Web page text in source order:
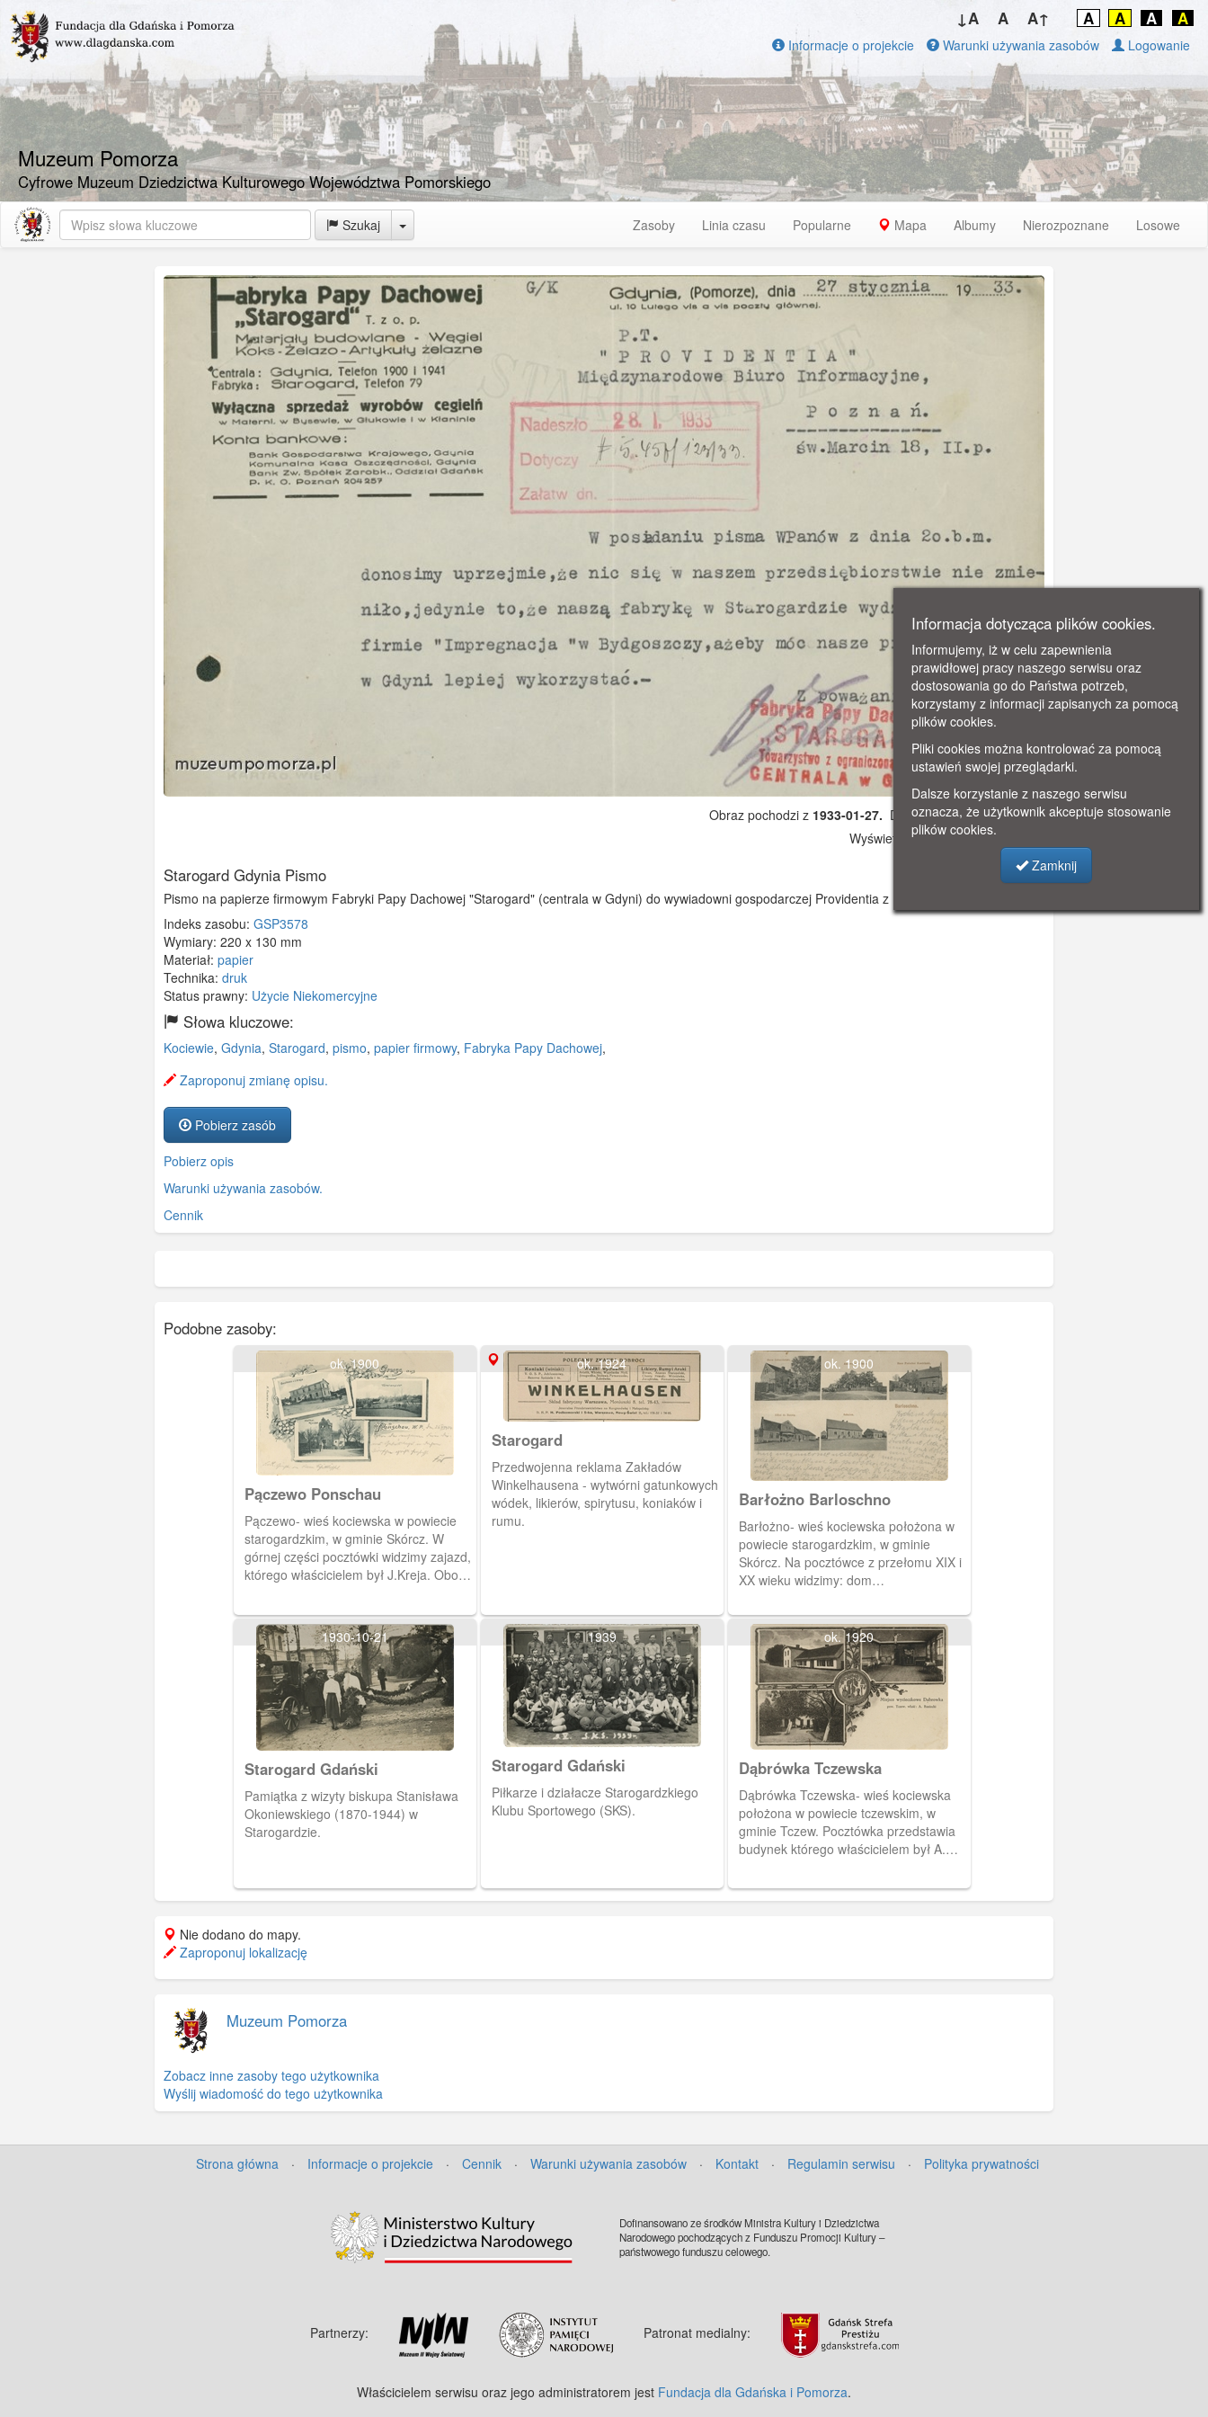
Muzeum Pomorza
Cyfrowe Muzeum Dziedzictwa Kulturowego Województwa Pomorskiego
↓A A A↑ A A A A
Informacje o projekcie Warunki używania zasobów Logowanie
Szukaj Toggle Dropdown Zasoby Linia czasu Popularne Mapa Albumy Nierozpoznane Losowe
Obraz pochodzi z 1933-01-27. Dodano: 2022-09-23 22:31
Wyświetlono: 1968
Starogard Gdynia Pismo
Pismo na papierze firmowym Fabryki Papy Dachowej "Starogard" (centrala w Gdyni) do wywiadowni gospodarczej Providentia z Poznania.
Indeks zasobu: GSP3578
Wymiary: 220 x 130 mm
Materiał: papier
Technika: druk
Status prawny: Użycie Niekomercyjne
Słowa kluczowe:
Kociewie, Gdynia, Starogard, pismo, papier firmowy, Fabryka Papy Dachowej,
Zaproponuj zmianę opisu.
Pobierz zasób
Pobierz opis
Warunki używania zasobów.
Cennik
Podobne zasoby:
ok. 1900
Pączewo Ponschau
Pączewo- wieś kociewska w powiecie
starogardzkim, w gminie Skórcz. W
górnej części pocztówki widzimy zajazd,
którego właścicielem był J.Kreja. Obok
parafialny p.w. Zwiastowania
Najświętszej Maryi Panny. Najstarszą,
gotycką , część wznieśli w XIV wieku
krzyżacy. Renesansowa wieża powstała
w XVII wieku.
ok. 1924
Starogard
Przedwojenna reklama Zakładów
Winkelhausena - wytwórni gatunkowych
wódek, likierów, spirytusu, koniaków i
rumu.
ok. 1900
Barłożno Barloschno
Barłożno- wieś kociewska położona w
powiecie starogardzkim, w gminie
Skórcz. Na pocztówce z przełomu XIX i
XX wieku widzimy: dom
rzeźnika Kaschinskiego, budynek
Hotelu de Danzig i szkołę wiejską.
1930-10-21
Starogard Gdański
Pamiątka z wizyty biskupa Stanisława
Okoniewskiego (1870-1944) w
Starogardzie.
1939
Starogard Gdański
Piłkarze i działacze Starogardzkiego
Klubu Sportowego (SKS).
ok. 1920
Dąbrówka Tczewska
Dąbrówka Tczewska- wieś kociewska
położona w powiecie tczewskim, w
gminie Tczew. Pocztówka przedstawia
budynek którego właścicielem był A.
restauracyjno-hotelarskie.
Organizowano w nim różne
Nie dodano do mapy.
Zaproponuj lokalizację
Muzeum Pomorza
Zobacz inne zasoby tego użytkownika
Wyślij wiadomość do tego użytkownika
Strona główna · Informacje o projekcie · Cennik · Warunki używania zasobów · Kontakt · Regulamin serwisu · Polityka prywatności
Dofinansowano ze środków Ministra Kultury i Dziedzictwa
Narodowego pochodzących z Funduszu Promocji Kultury –
państwowego funduszu celowego.
Partnerzy: Patronat medialny:
Właścicielem serwisu oraz jego administratorem jest Fundacja dla Gdańska i Pomorza.
Informacja dotycząca plików cookies.
Informujemy, iż w celu zapewnienia
prawidłowej pracy naszego serwisu oraz
dostosowania go do Państwa potrzeb,
korzystamy z informacji zapisanych za pomocą
plików cookies.
Pliki cookies można kontrolować za pomocą
ustawień swojej przeglądarki.
Dalsze korzystanie z naszego serwisu
oznacza, że użytkownik akceptuje stosowanie
plików cookies.
Zamknij